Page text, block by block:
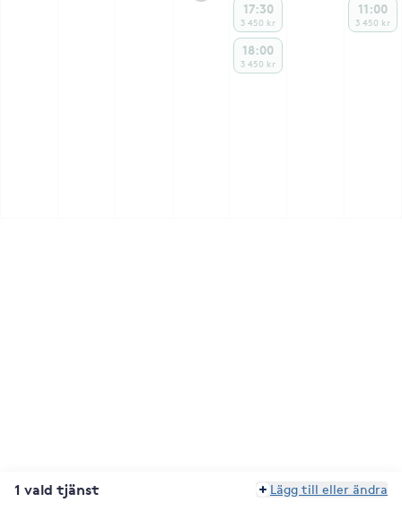
17:30
3 450 kr
18:00
3 450 kr
11:00
3 450 kr
1 vald tjänst Lägg till eller ändra